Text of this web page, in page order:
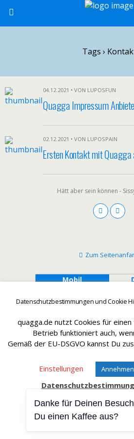
Tags ›
04.12.2021 • VON LUPOSFUN
Quagga Impressum
02.12.2021 • VON LUPOSPAIN
Ersten Kontakt mit
Hätt aber sein können -
Datenschutzbestimmungen und Cookie
quagga.de nutzt Cookies für
Betrieb funktioniert auch,
Gemäß der EU-DSGVO kannst Du
Einstellungen Annehmen
Affiliate Links sind mit einem *
Wir erhalten bei einem Kauf
Die Artikel werden für Dich
Zum
Mobil
Danke für Deinen
Du einen Kaffee aus?